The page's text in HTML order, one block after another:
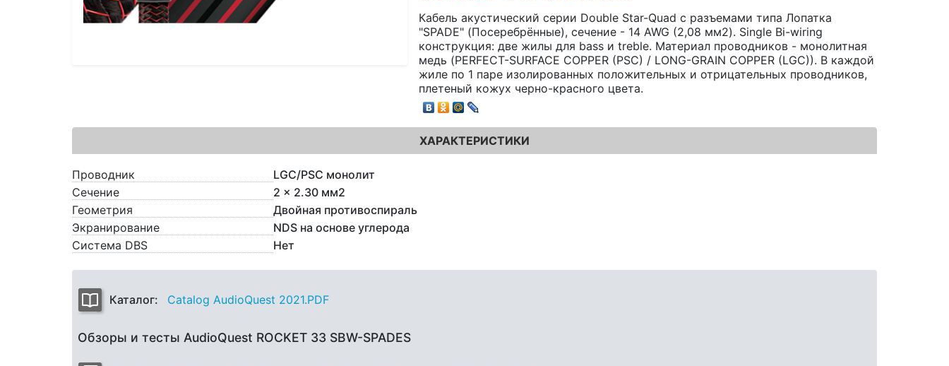
Кабель акустический серии Double Star-Quad с разъемами типа Лопатка
"SPADE" (Посеребрённые), сечение - 14 AWG (2,08 мм2). Single Bi-wiring
конструкция: две жилы для bass и treble. Материал проводников - монолитная
медь (PERFECT-SURFACE COPPER (PSC) / LONG-GRAIN COPPER (LGC)). В каждой
жиле по 1 паре изолированных положительных и отрицательных проводников,
плетеный кожух черно-красного цвета.
ХАРАКТЕРИСТИКИ
Проводник
LGC/PSC монолит
Сечение
2 x 2.30 мм2
Геометрия
Двойная противоспираль
Экранирование
NDS на основе углерода
Система DBS
Нет
Каталог: Catalog AudioQuest 2021.PDF
Обзоры и тесты AudioQuest ROCKET 33 SBW-SPADES